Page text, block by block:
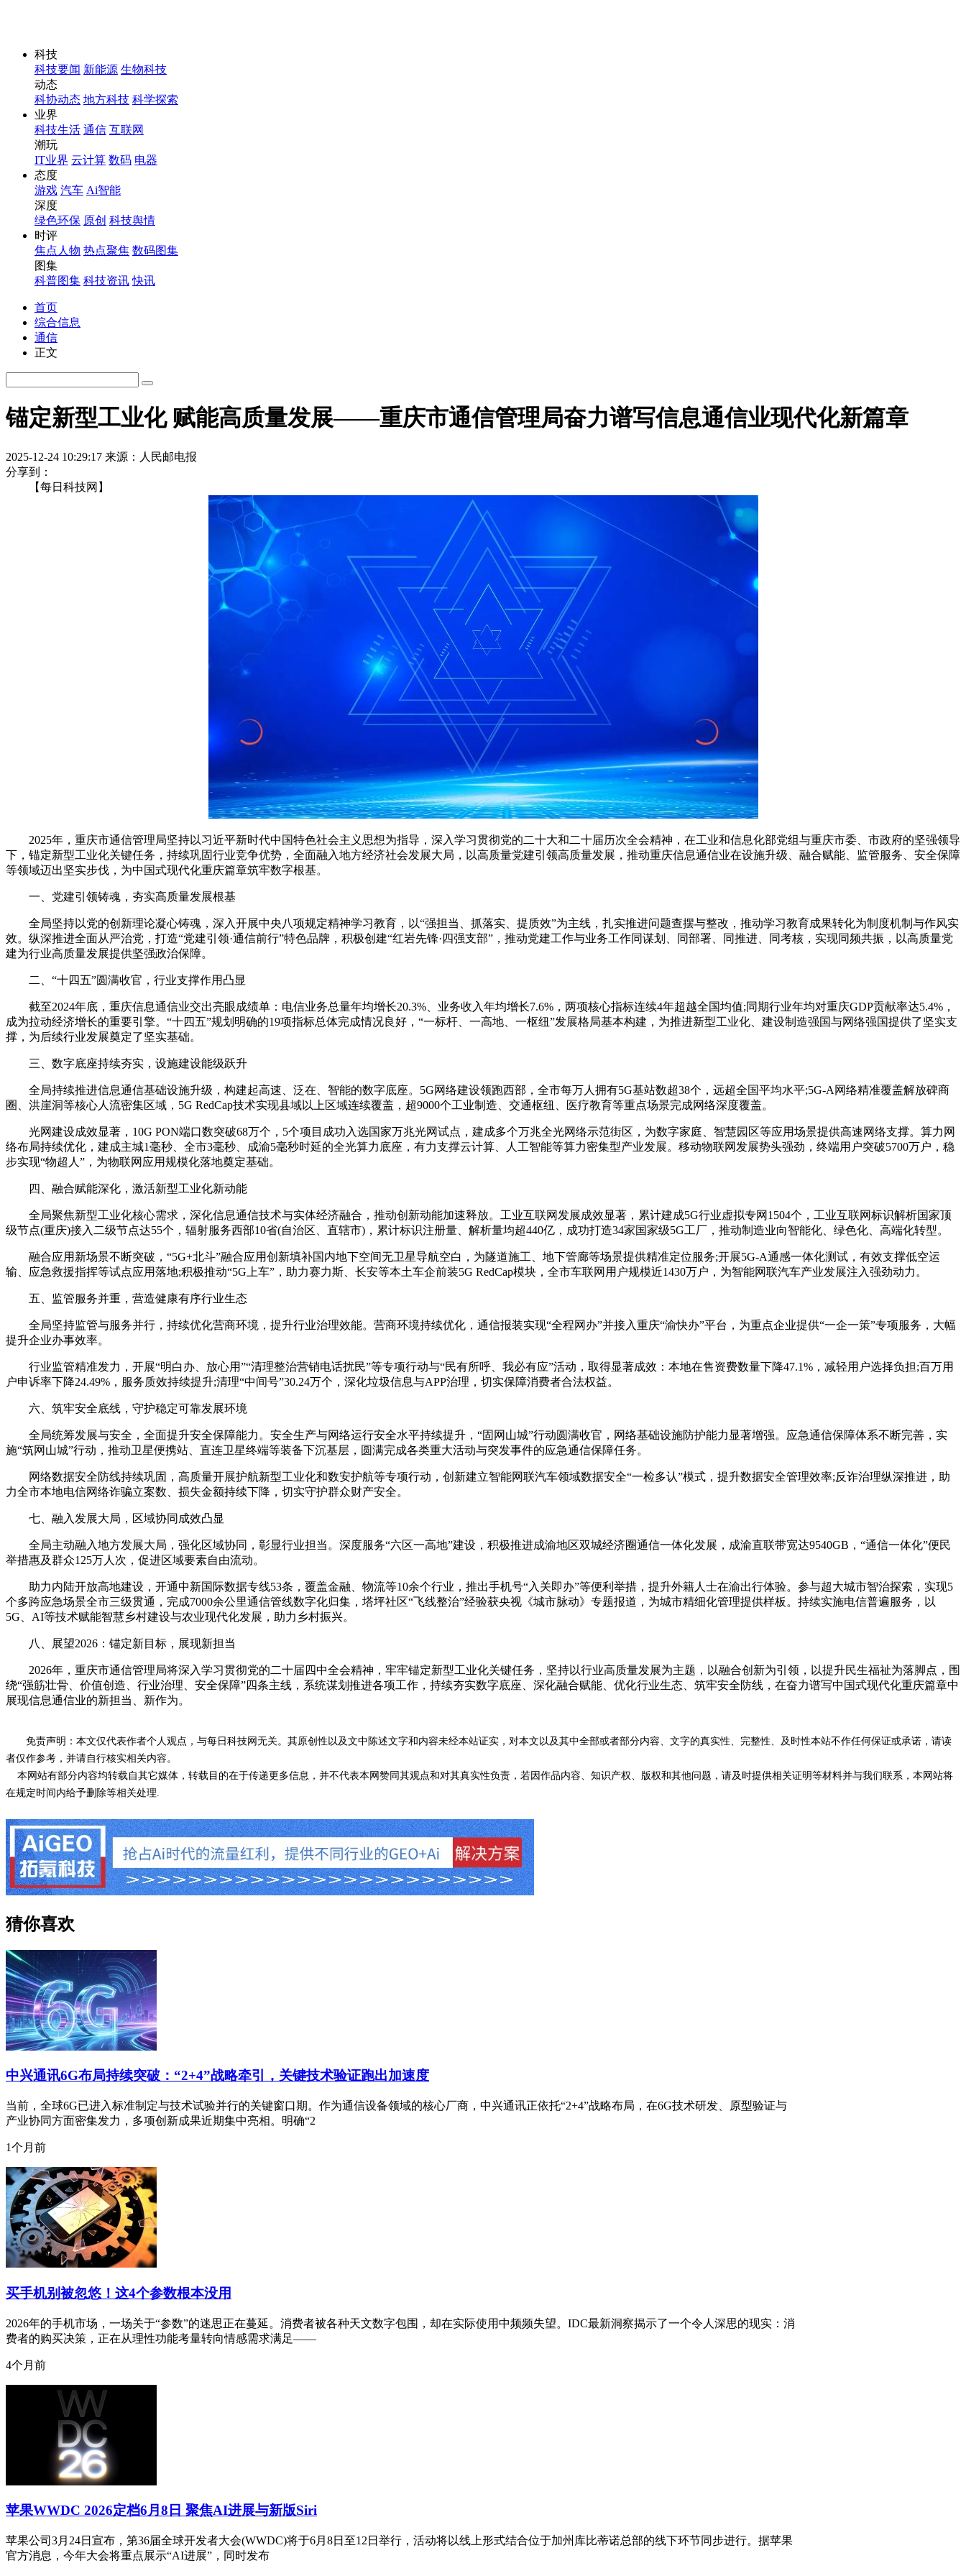
科技
科技要闻 新能源 生物科技
动态
科协动态 地方科技 科学探索
业界
科技生活 通信 互联网
潮玩
IT业界 云计算 数码 电器
态度
游戏 汽车 Ai智能
深度
绿色环保 原创 科技舆情
时评
焦点人物 热点聚焦 数码图集
图集
科普图集 科技资讯 快讯
首页
综合信息
通信
正文
锚定新型工业化 赋能高质量发展——重庆市通信管理局奋力谱写信息通信业现代化新篇章
2025-12-24 10:29:17 来源：人民邮电报
分享到：
【每日科技网】
2025年，重庆市通信管理局坚持以习近平新时代中国特色社会主义思想为指导，深入学习贯彻党的二十大和二十届历次全会精神，在工业和信息化部党组与重庆市委、市政府的坚强领导
下，锚定新型工业化关键任务，持续巩固行业竞争优势，全面融入地方经济社会发展大局，以高质量党建引领高质量发展，推动重庆信息通信业在设施升级、融合赋能、监管服务、安全保障
等领域迈出坚实步伐，为中国式现代化重庆篇章筑牢数字根基。
一、党建引领铸魂，夯实高质量发展根基
全局坚持以党的创新理论凝心铸魂，深入开展中央八项规定精神学习教育，以“强担当、抓落实、提质效”为主线，扎实推进问题查摆与整改，推动学习教育成果转化为制度机制与作风实
效。纵深推进全面从严治党，打造“党建引领·通信前行”特色品牌，积极创建“红岩先锋·四强支部”，推动党建工作与业务工作同谋划、同部署、同推进、同考核，实现同频共振，以高质量党
建为行业高质量发展提供坚强政治保障。
二、“十四五”圆满收官，行业支撑作用凸显
截至2024年底，重庆信息通信业交出亮眼成绩单：电信业务总量年均增长20.3%、业务收入年均增长7.6%，两项核心指标连续4年超越全国均值;同期行业年均对重庆GDP贡献率达5.4%，
成为拉动经济增长的重要引擎。“十四五”规划明确的19项指标总体完成情况良好，“一标杆、一高地、一枢纽”发展格局基本构建，为推进新型工业化、建设制造强国与网络强国提供了坚实支
撑，为后续行业发展奠定了坚实基础。
三、数字底座持续夯实，设施建设能级跃升
全局持续推进信息通信基础设施升级，构建起高速、泛在、智能的数字底座。5G网络建设领跑西部，全市每万人拥有5G基站数超38个，远超全国平均水平;5G-A网络精准覆盖解放碑商
圈、洪崖洞等核心人流密集区域，5G RedCap技术实现县域以上区域连续覆盖，超9000个工业制造、交通枢纽、医疗教育等重点场景完成网络深度覆盖。
光网建设成效显著，10G PON端口数突破68万个，5个项目成功入选国家万兆光网试点，建成多个万兆全光网络示范街区，为数字家庭、智慧园区等应用场景提供高速网络支撑。算力网
络布局持续优化，建成主城1毫秒、全市3毫秒、成渝5毫秒时延的全光算力底座，有力支撑云计算、人工智能等算力密集型产业发展。移动物联网发展势头强劲，终端用户突破5700万户，稳
步实现“物超人”，为物联网应用规模化落地奠定基础。
四、融合赋能深化，激活新型工业化新动能
全局聚焦新型工业化核心需求，深化信息通信技术与实体经济融合，推动创新动能加速释放。工业互联网发展成效显著，累计建成5G行业虚拟专网1504个，工业互联网标识解析国家顶
级节点(重庆)接入二级节点达55个，辐射服务西部10省(自治区、直辖市)，累计标识注册量、解析量均超440亿，成功打造34家国家级5G工厂，推动制造业向智能化、绿色化、高端化转型。
融合应用新场景不断突破，“5G+北斗”融合应用创新填补国内地下空间无卫星导航空白，为隧道施工、地下管廊等场景提供精准定位服务;开展5G-A通感一体化测试，有效支撑低空运
输、应急救援指挥等试点应用落地;积极推动“5G上车”，助力赛力斯、长安等本土车企前装5G RedCap模块，全市车联网用户规模近1430万户，为智能网联汽车产业发展注入强劲动力。
五、监管服务并重，营造健康有序行业生态
全局坚持监管与服务并行，持续优化营商环境，提升行业治理效能。营商环境持续优化，通信报装实现“全程网办”并接入重庆“渝快办”平台，为重点企业提供“一企一策”专项服务，大幅
提升企业办事效率。
行业监管精准发力，开展“明白办、放心用”“清理整治营销电话扰民”等专项行动与“民有所呼、我必有应”活动，取得显著成效：本地在售资费数量下降47.1%，减轻用户选择负担;百万用
户申诉率下降24.49%，服务质效持续提升;清理“中间号”30.24万个，深化垃圾信息与APP治理，切实保障消费者合法权益。
六、筑牢安全底线，守护稳定可靠发展环境
全局统筹发展与安全，全面提升安全保障能力。安全生产与网络运行安全水平持续提升，“固网山城”行动圆满收官，网络基础设施防护能力显著增强。应急通信保障体系不断完善，实
施“筑网山城”行动，推动卫星便携站、直连卫星终端等装备下沉基层，圆满完成各类重大活动与突发事件的应急通信保障任务。
网络数据安全防线持续巩固，高质量开展护航新型工业化和数安护航等专项行动，创新建立智能网联汽车领域数据安全“一检多认”模式，提升数据安全管理效率;反诈治理纵深推进，助
力全市本地电信网络诈骗立案数、损失金额持续下降，切实守护群众财产安全。
七、融入发展大局，区域协同成效凸显
全局主动融入地方发展大局，强化区域协同，彰显行业担当。深度服务“六区一高地”建设，积极推进成渝地区双城经济圈通信一体化发展，成渝直联带宽达9540GB，“通信一体化”便民
举措惠及群众125万人次，促进区域要素自由流动。
助力内陆开放高地建设，开通中新国际数据专线53条，覆盖金融、物流等10余个行业，推出手机号“入关即办”等便利举措，提升外籍人士在渝出行体验。参与超大城市智治探索，实现5
个多跨应急场景全市三级贯通，完成7000余公里通信管线数字化归集，塔坪社区“飞线整治”经验获央视《城市脉动》专题报道，为城市精细化管理提供样板。持续实施电信普遍服务，以
5G、AI等技术赋能智慧乡村建设与农业现代化发展，助力乡村振兴。
八、展望2026：锚定新目标，展现新担当
2026年，重庆市通信管理局将深入学习贯彻党的二十届四中全会精神，牢牢锚定新型工业化关键任务，坚持以行业高质量发展为主题，以融合创新为引领，以提升民生福祉为落脚点，围
绕“强筋壮骨、价值创造、行业治理、安全保障”四条主线，系统谋划推进各项工作，持续夯实数字底座、深化融合赋能、优化行业生态、筑牢安全防线，在奋力谱写中国式现代化重庆篇章中
展现信息通信业的新担当、新作为。
免责声明：本文仅代表作者个人观点，与每日科技网无关。其原创性以及文中陈述文字和内容未经本站证实，对本文以及其中全部或者部分内容、文字的真实性、完整性、及时性本站不作任何保证或承诺，请读
者仅作参考，并请自行核实相关内容。
本网站有部分内容均转载自其它媒体，转载目的在于传递更多信息，并不代表本网赞同其观点和对其真实性负责，若因作品内容、知识产权、版权和其他问题，请及时提供相关证明等材料并与我们联系，本网站将
在规定时间内给予删除等相关处理.
猜你喜欢
中兴通讯6G布局持续突破：“2+4”战略牵引，关键技术验证跑出加速度
当前，全球6G已进入标准制定与技术试验并行的关键窗口期。作为通信设备领域的核心厂商，中兴通讯正依托“2+4”战略布局，在6G技术研发、原型验证与
产业协同方面密集发力，多项创新成果近期集中亮相。明确“2
1个月前
买手机别被忽悠！这4个参数根本没用
2026年的手机市场，一场关于“参数”的迷思正在蔓延。消费者被各种天文数字包围，却在实际使用中频频失望。IDC最新洞察揭示了一个令人深思的现实：消
费者的购买决策，正在从理性功能考量转向情感需求满足——
4个月前
苹果WWDC 2026定档6月8日 聚焦AI进展与新版Siri
苹果公司3月24日宣布，第36届全球开发者大会(WWDC)将于6月8日至12日举行，活动将以线上形式结合位于加州库比蒂诺总部的线下环节同步进行。据苹果
官方消息，今年大会将重点展示“AI进展”，同时发布